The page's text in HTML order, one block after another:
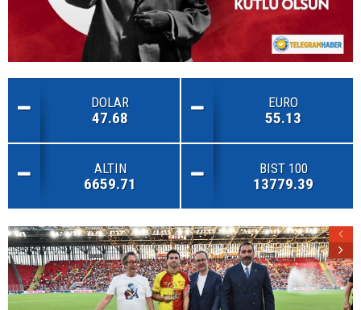
DOLAR
47.68
EURO
55.13
ALTIN
6659.71
BIST 100
13779.39